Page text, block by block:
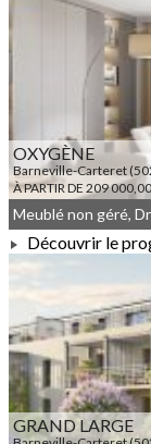
À PARTIR
OXYGÈNE
Barneville-Carteret
À PARTIR DE 209
À PARTIR DE
Meublé non géré,
Découvrir le
GRAND LARGE